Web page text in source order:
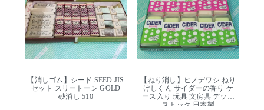
【消しゴム】シード SEED JIS
セット スリートーン GOLD
砂消し 510
【ねり消し】ヒノデワシ ねり
けしくん サイダーの香り ケ
ース入り 玩具 文房具 デッド
ストック 日本製